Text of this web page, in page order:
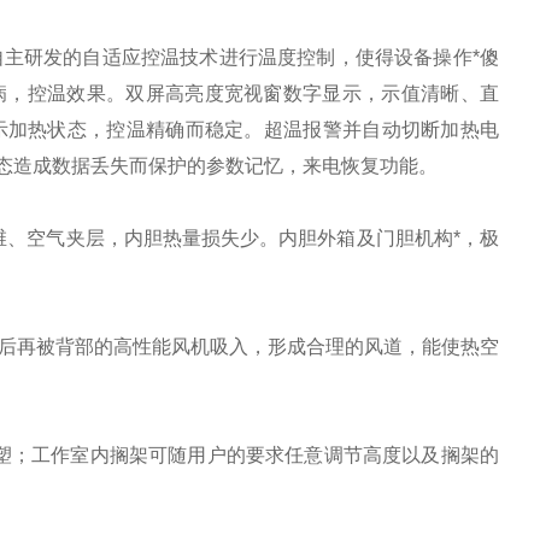
研发的自适应控温技术进行温度控制，使得设备操作*傻
控温效果。双屏高亮度宽视窗数字显示，示值清晰、直
热状态，控温精确而稳定。超温报警并自动切断加热电
造成数据丢失而保护的参数记忆，来电恢复功能。
空气夹层，内胆热量损失少。内胆外箱及门胆机构*，极
再被背部的高性能风机吸入，形成合理的风道，能使热空
工作室内搁架可随用户的要求任意调节高度以及搁架的